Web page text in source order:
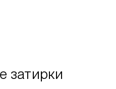
затирки